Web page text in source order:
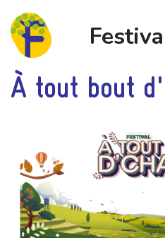
À tout bout